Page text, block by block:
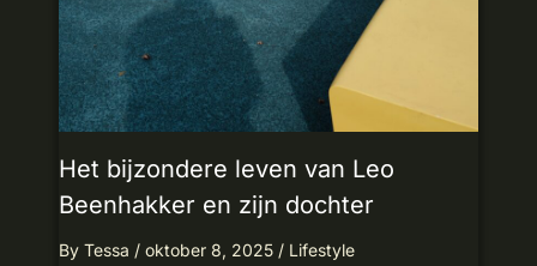
Het bijzondere leven van Leo
Beenhakker en zijn dochter
By Tessa / oktober 8, 2025 / Lifestyle